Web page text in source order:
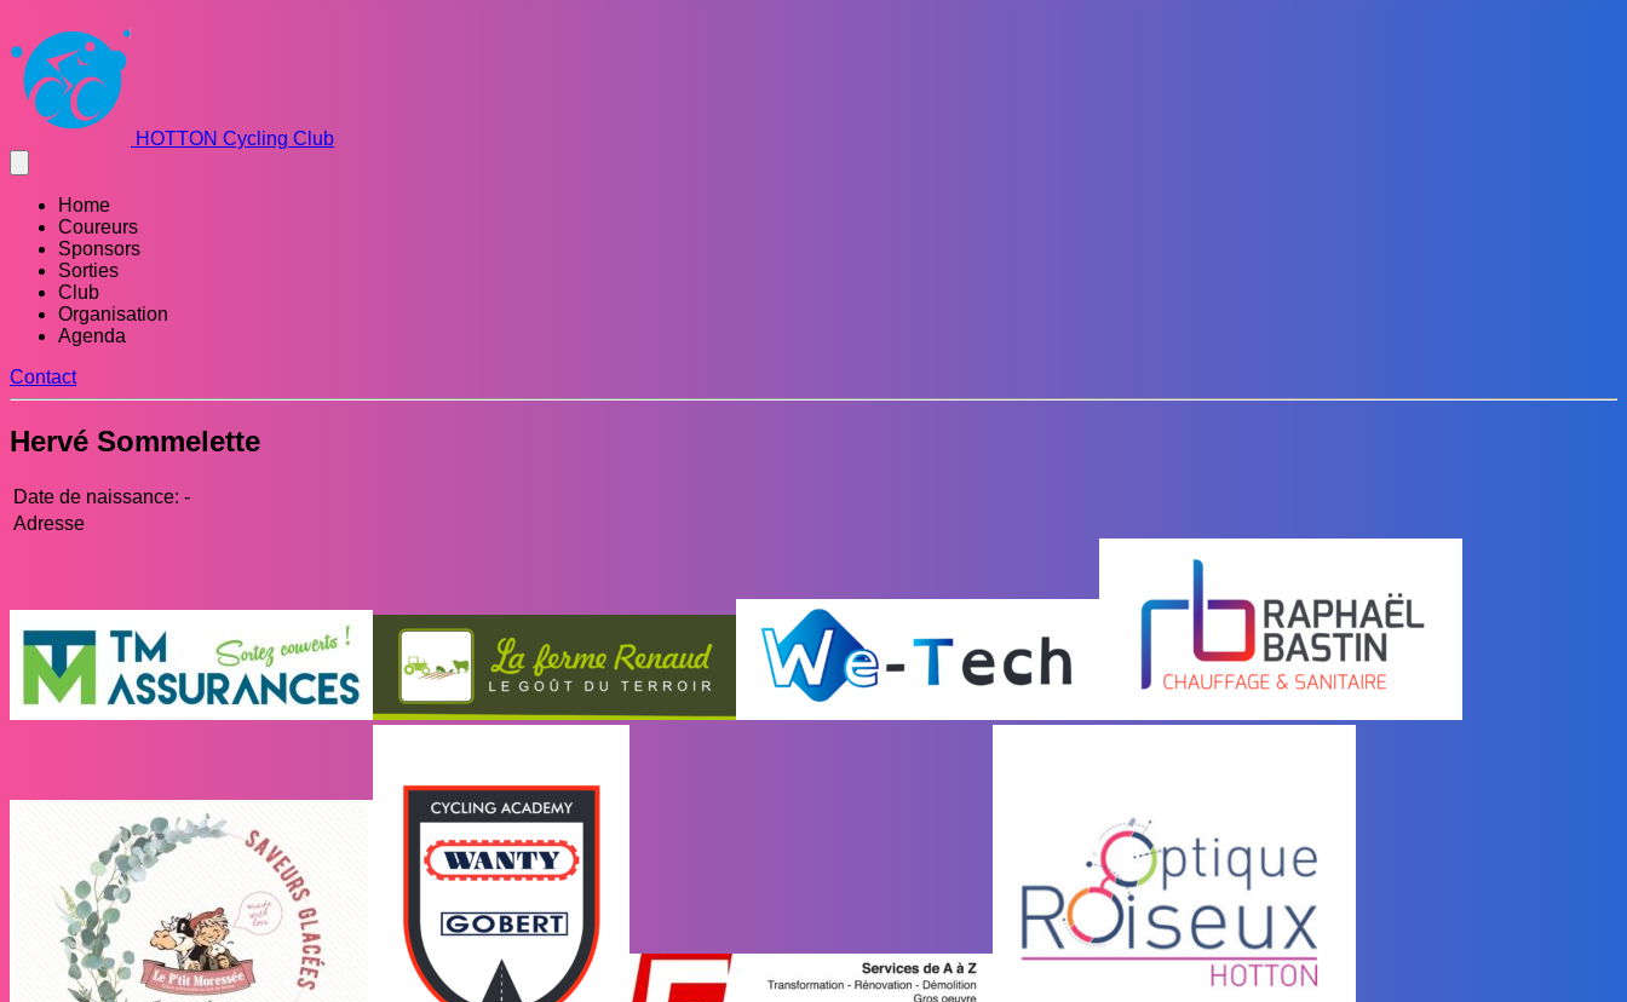
HOTTON Cycling Club
Home
Coureurs
Sponsors
Sorties
Club
Organisation
Agenda
Contact
Hervé Sommelette
Date de naissance: -
Adresse